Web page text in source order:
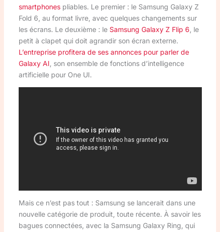
smartphonespliables. Le premier : le Samsung Galaxy Z
Fold 6, au format livre, avec quelques changements sur
les écrans. Le deuxième : le Samsung Galaxy Z Flip 6 , le
petit à clapet qui doit agrandir son écran externe.
L’entreprise profitera de ses annonces pour parler de
Galaxy AI , son ensemble de fonctions d’intelligence
artificielle pour One UI.
Mais ce n’est pas tout : Samsung se lancerait dans une
nouvelle catégorie de produit, toute récente. À savoir les
bagues connectées, avec la Samsung Galaxy Ring, qui